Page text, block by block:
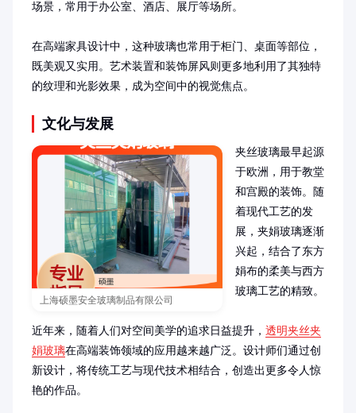
场景，常用于办公室、酒店、展厅等场所。
在高端家具设计中，这种玻璃也常用于柜门、桌面等部位，
既美观又实用。艺术装置和装饰屏风则更多地利用了其独特
的纹理和光影效果，成为空间中的视觉焦点。
文化与发展
上海硕墨安全玻璃制品有限公司
夹丝玻璃最早起源
于欧洲，用于教堂
和宫殿的装饰。随
着现代工艺的发
展，夹娟玻璃逐渐
兴起，结合了东方
娟布的柔美与西方
玻璃工艺的精致。
近年来，随着人们对空间美学的追求日益提升， 透明夹丝夹
娟玻璃在高端装饰领域的应用越来越广泛。设计师们通过创
新设计，将传统工艺与现代技术相结合，创造出更多令人惊
艳的作品。